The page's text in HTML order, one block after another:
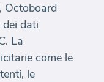
Octoboard
dati
La
come le
le